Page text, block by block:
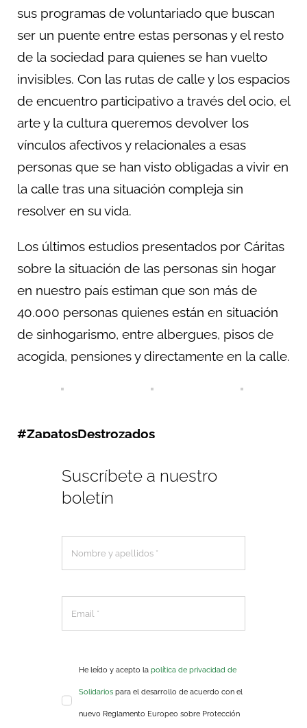
sus programas de voluntariado que buscan
ser un puente entre estas personas y el resto
de la sociedad para quienes se han vuelto
invisibles. Con las rutas de calle y los espacios
de encuentro participativo a través del ocio, el
arte y la cultura queremos devolver los
vínculos afectivos y relacionales a esas
personas que se han visto obligadas a vivir en
la calle tras una situación compleja sin
resolver en su vida.
Los últimos estudios presentados por Cáritas
sobre la situación de las personas sin hogar
en nuestro país estiman que son más de
40.000 personas quienes están en situación
de sinhogarismo, entre albergues, pisos de
acogida, pensiones y directamente en la calle.
#ZapatosDestrozados
Suscríbete a nuestro
boletín
He leído y acepto lapolítica de privacidad de
Solidarios para el desarrollo de acuerdo con el
nuevo Reglamento Europeo sobre Protección